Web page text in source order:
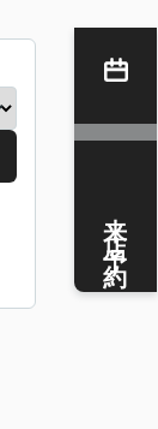
来店予約